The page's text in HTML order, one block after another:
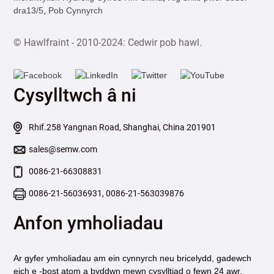
dra13/5
Pob Cynnyrch
© Hawlfraint - 2010-2024: Cedwir pob hawl.
Cysylltwch â ni
Rhif.258 Yangnan Road, Shanghai, China 201901
sales@semw.com
0086-21-66308831
0086-21-56036931, 0086-21-563039876
Anfon ymholiadau
Ar gyfer ymholiadau am ein cynnyrch neu bricelydd, gadewch
eich e -bost atom a byddwn mewn cysylltiad o fewn 24 awr.